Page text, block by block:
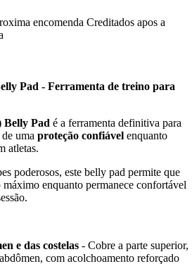
encomenda Creditados apos a
Pad - Ferramenta de treino para
Pad é a ferramenta definitiva para
uma proteção confiável enquanto
atletas.
poderosos, este belly pad permite que
enquanto permanece confortável
e das costelas - Cobre a parte superior,
com acolchoamento reforçado